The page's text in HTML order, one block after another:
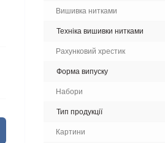
Вишивка нитками
Техніка вишивки нитками
Рахунковий хрестик
Форма випуску
Набори
Тип продукції
Картини